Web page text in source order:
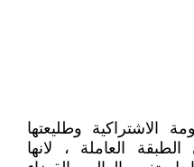
الاشتراكية وطليعتها
العاملة ، لانها